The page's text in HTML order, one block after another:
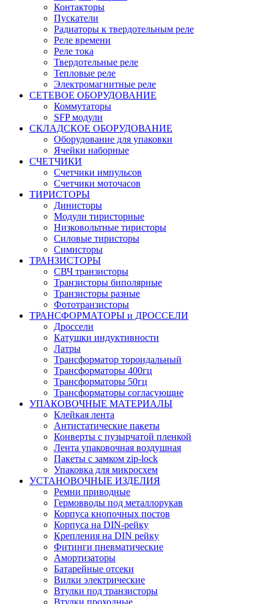
Контакторы
Пускатели
Радиаторы к твердотельным реле
Реле времени
Реле тока
Твердотельные реле
Тепловые реле
Электромагнитные реле
СЕТЕВОЕ ОБОРУДОВАНИЕ
Коммутаторы
SFP модули
СКЛАДСКОЕ ОБОРУДОВАНИЕ
Оборудование для упаковки
Ячейки наборные
СЧЕТЧИКИ
Счетчики импульсов
Счетчики моточасов
ТИРИСТОРЫ
Динисторы
Модули тиристорные
Низковольтные тиристоры
Силовые тиристоры
Симисторы
ТРАНЗИСТОРЫ
СВЧ транзисторы
Транзисторы биполярные
Транзисторы разные
Фототранзисторы
ТРАНСФОРМАТОРЫ и ДРОССЕЛИ
Дроссели
Катушки индуктивности
Латры
Трансформатор тороидальный
Трансформаторы 400гц
Трансформаторы 50гц
Трансформаторы согласующие
УПАКОВОЧНЫЕ МАТЕРИАЛЫ
Клейкая лента
Антистатические пакеты
Конверты с пузырчатой пленкой
Лента упаковочная воздушная
Пакеты с замком zip-lock
Упаковка для микросхем
УСТАНОВОЧНЫЕ ИЗДЕЛИЯ
Ремни приводные
Гермовводы под металлорукав
Корпуса кнопочных постов
Корпуса на DIN-рейку
Крепления на DIN рейку
Фитинги пневматические
Амортизаторы
Батарейные отсеки
Вилки электрические
Втулки под транзисторы
Втулки проходные